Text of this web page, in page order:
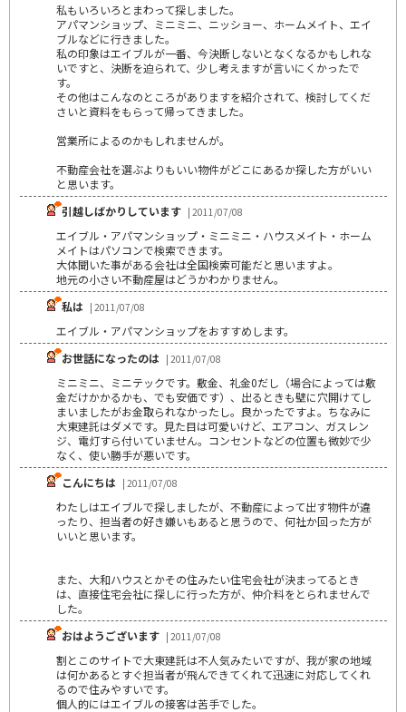
私もいろいろとまわって探しました。
アパマンショップ、ミニミニ、ニッショー、ホームメイト、エイ
ブルなどに行きました。
私の印象はエイブルが一番、今決断しないとなくなるかもしれな
いですと、決断を迫られて、少し考えますが言いにくかったで
す。
その他はこんなのところがありますを紹介されて、検討してくだ
さいと資料をもらって帰ってきました。
営業所によるのかもしれませんが。
不動産会社を選ぶよりもいい物件がどこにあるか探した方がいい
と思います。
引越しばかりしています | 2011/07/08
エイブル・アパマンショップ・ミニミニ・ハウスメイト・ホーム
メイトはパソコンで検索できます。
大体聞いた事がある会社は全国検索可能だと思いますよ。
地元の小さい不動産屋はどうかわかりません。
私は | 2011/07/08
エイブル・アパマンショップをおすすめします。
お世話になったのは | 2011/07/08
ミニミニ、ミニテックです。敷金、礼金0だし（場合によっては敷
金だけかかるかも、でも安価です）、出るときも壁に穴開けてし
まいましたがお金取られなかったし。良かったですよ。ちなみに
大東建託はダメです。見た目は可愛いけど、エアコン、ガスレン
ジ、電灯すら付いていません。コンセントなどの位置も微妙で少
なく、使い勝手が悪いです。
こんにちは | 2011/07/08
わたしはエイブルで探しましたが、不動産によって出す物件が違
ったり、担当者の好き嫌いもあると思うので、何社か回った方が
いいと思います。
また、大和ハウスとかその住みたい住宅会社が決まってるとき
は、直接住宅会社に探しに行った方が、仲介料をとられませんで
した。
おはようございます | 2011/07/08
割とこのサイトで大東建託は不人気みたいですが、我が家の地域
は何かあるとすぐ担当者が飛んできてくれて迅速に対応してくれ
るので住みやすいです。
個人的にはエイブルの接客は苦手でした。